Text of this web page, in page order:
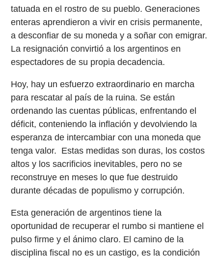
tatuada en el rostro de su pueblo. Generaciones
enteras aprendieron a vivir en crisis permanente,
a desconfiar de su moneda y a soñar con emigrar.
La resignación convirtió a los argentinos en
espectadores de su propia decadencia.
Hoy, hay un esfuerzo extraordinario en marcha
para rescatar al país de la ruina. Se están
ordenando las cuentas públicas, enfrentando el
déficit, conteniendo la inflación y devolviendo la
esperanza de intercambiar con una moneda que
tenga valor. Estas medidas son duras, los costos
altos y los sacrificios inevitables, pero no se
reconstruye en meses lo que fue destruido
durante décadas de populismo y corrupción.
Esta generación de argentinos tiene la
oportunidad de recuperar el rumbo si mantiene el
pulso firme y el ánimo claro. El camino de la
disciplina fiscal no es un castigo, es la condición